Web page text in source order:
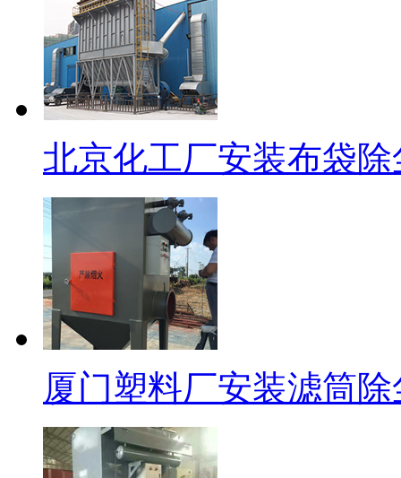
北京化工厂安装布袋
厦门塑料厂安装滤筒